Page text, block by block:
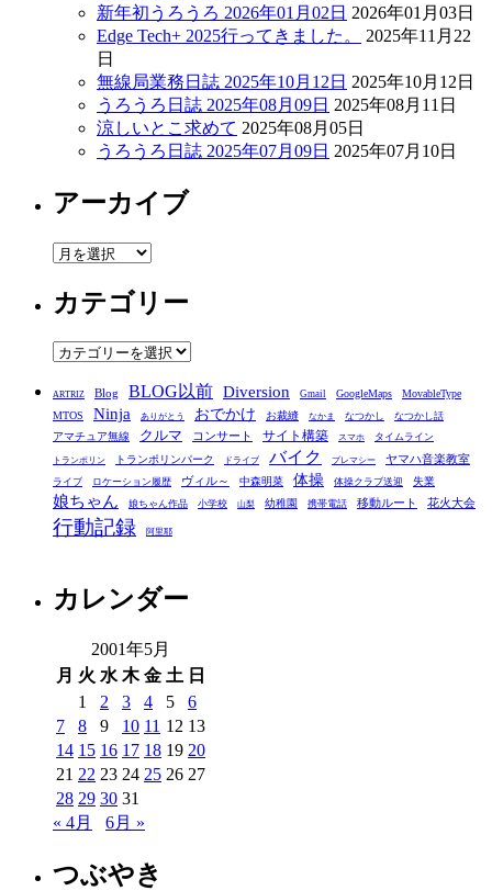
新年初うろうろ 2026年01月02日 2026年01月03日
Edge Tech+ 2025行ってきました。
2025年11月22
日
無線局業務日誌 2025年10月12日 2025年10月12日
うろうろ日誌 2025年08月09日 2025年08月11日
涼しいとこ求めて 2025年08月05日
うろうろ日誌 2025年07月09日 2025年07月10日
アーカイブ
ア
カ
イ
ブ
カテゴリー
カ
ゴ
リ
ー
ARTRIZ Blog BLOG以前 Diversion Gmail GoogleMaps
MovableType
MTOS
Ninja ありがとう おでかけ お裁縫 なかま なつかし なつかし話
アマチュア無線 クルマ コンサート サイト構築 スマホ タイムライン
トランポリン トランポリンパーク ドライブ バイク プレマシー ヤマハ音楽教室
ライブ ロケーション履歴 ヴィル～ 中森明菜 体操 体操クラブ送迎 失業
娘ちゃん 娘ちゃん作品 小学校 山梨 幼稚園 携帯電話 移動ルート 花火大会
行動記録 阿里耶
カレンダー
2001年5月
月 火 水 木 金 土 日
1
2 3 4 5
6
7
8 9 10 11 12 13
14 15 16 17 18 19 20
21 22 23 24 25 26 27
28 29 30 31
« 4月
6月 »
つぶやき